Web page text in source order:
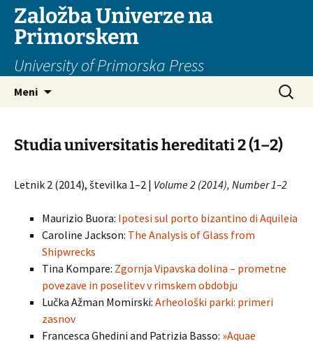
Založba Univerze na
Primorskem
University of Primorska Press
Meni Išči:
Studia universitatis hereditati 2 (1–2)
Letnik 2 (2014), številka 1–2 | Volume 2 (2014), Number 1–2
Maurizio Buora: Ipotesi sul porto bizantino di Aquileia
Caroline Jackson: The Analysis of Glass from
Shipwrecks
Tina Kompare: Zgornja Vipavska dolina – prometne
povezave in poselitev v rimskem obdobju
Lučka Ažman Momirski: Arheološki parki: primeri
zasnov
Francesca Ghedini and Patrizia Basso: »Aquae